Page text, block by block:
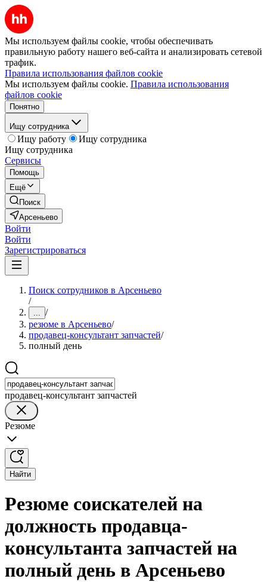
Мы используем файлы cookie, чтобы обеспечивать
правильную работу нашего веб-сайта и анализировать сетевой
трафик.
Правила использования файлов cookie
Мы используем файлы cookie. Правила использования
файлов cookie
Понятно
Ищу сотрудника
Ищу работу
Ищу сотрудника
Ищу сотрудника
Сервисы
Помощь
Ещё
Поиск
Арсеньево
Войти
Войти
Зарегистрироваться
Поиск сотрудников в Арсеньево
/
... /
резюме в Арсеньево/
продавец-консультант запчастей/
полный день
продавец-консультант запчастей
Резюме
Найти
Резюме соискателей на
должность продавца-
консультанта запчастей на
полный день в Арсеньево